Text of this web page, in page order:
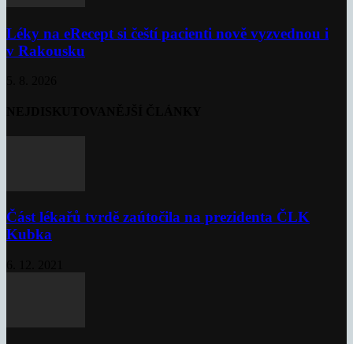
Léky na eRecept si čeští pacienti nově vyzvednou i
v Rakousku
Část lékařů tvrdě zaútočila na prezidenta ČLK
Kubka